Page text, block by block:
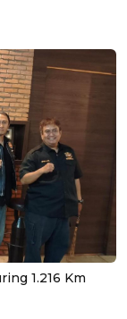
1.216 Km